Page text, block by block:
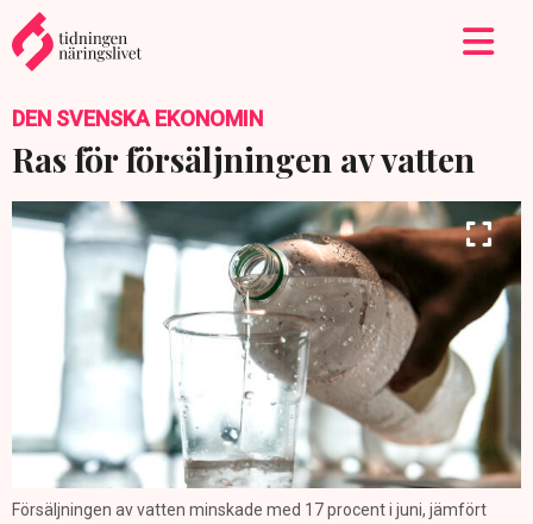
DEN SVENSKA EKONOMIN
Ras för försäljningen av vatten
Försäljningen av vatten minskade med 17 procent i juni, jämfört